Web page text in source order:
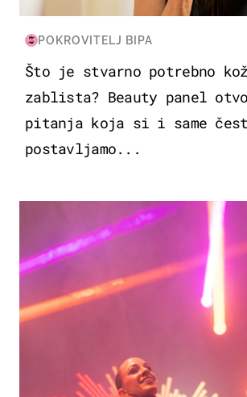
POKROVITELJ BIPA
Što je stvarno potrebno
zablista? Beauty panel
pitanja koja si i same
postavljamo...
KULTURA & ZABAVA